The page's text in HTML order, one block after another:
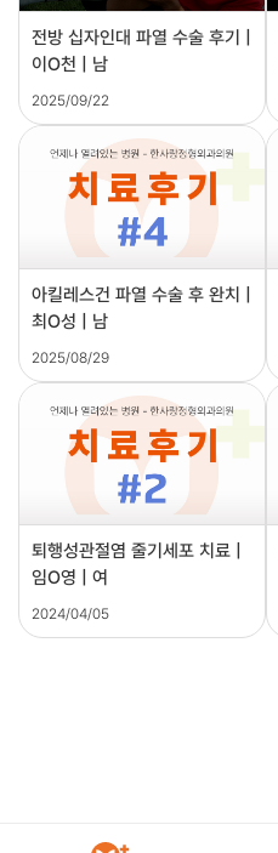
전방 십자인대 파열 수술 후기 |
이O천 | 남
2025/09/22
아킬레스건 파열 수술 후 완치 |
최O성 | 남
2025/08/29
퇴행성관절염 줄기세포 치료 |
임O영 | 여
2024/04/05